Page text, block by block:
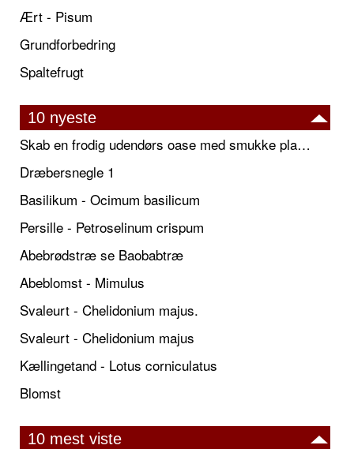
Ært - Pisum
Grundforbedring
Spaltefrugt
10 nyeste
Skab en frodig udendørs oase med smukke plantekrukker og elegante espalier
Dræbersnegle 1
Basilikum - Ocimum basilicum
Persille - Petroselinum crispum
Abebrødstræ se Baobabtræ
Abeblomst - Mimulus
Svaleurt - Chelidonium majus.
Svaleurt - Chelidonium majus
Kællingetand - Lotus corniculatus
Blomst
10 mest viste